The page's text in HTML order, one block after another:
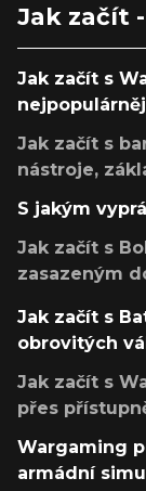
Jak začít
Jak začít s
Jak začít s
nástroje,
S jakým
Jak začít s
zasazeným
Jak začít s
obrovitých
Jak začít s
přes
Wargaming
armádní